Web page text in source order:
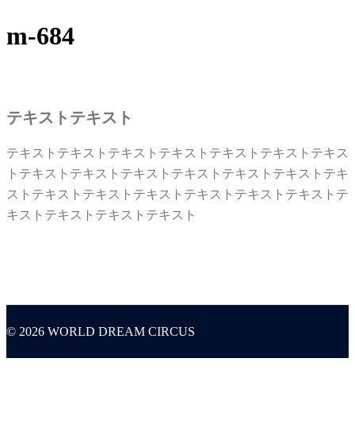
m-684
テキストテキスト
テキストテキストテキストテキストテキストテキストテキス
トテキストテキストテキストテキストテキストテキストテキ
ストテキストテキストテキストテキストテキストテキストテ
キストテキストテキストテキスト
© 2026 WORLD DREAM CIRCUS